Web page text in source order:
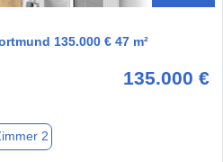
135.000 € 47 m²
135.000 €
2